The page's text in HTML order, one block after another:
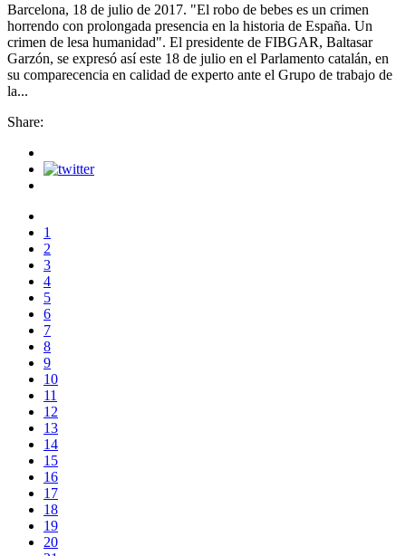
Barcelona, 18 de julio de 2017. "El robo de bebes es un crimen
horrendo con prolongada presencia en la historia de España. Un
crimen de lesa humanidad". El presidente de FIBGAR, Baltasar
Garzón, se expresó así este 18 de julio en el Parlamento catalán, en
su comparecencia en calidad de experto ante el Grupo de trabajo de
la...
Share:
1
2
3
4
5
6
7
8
9
10
11
12
13
14
15
16
17
18
19
20